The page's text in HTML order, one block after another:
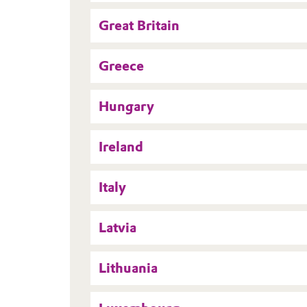
Great Britain
Greece
Hungary
Ireland
Italy
Latvia
Lithuania